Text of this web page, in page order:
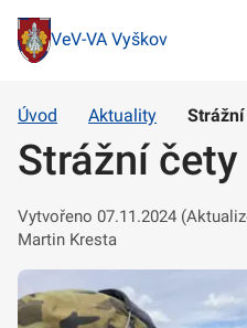
VeV-VA Vyškov
Úvod Aktuality
Strážní
Vytvořeno 07.11.2024
Martin Kresta